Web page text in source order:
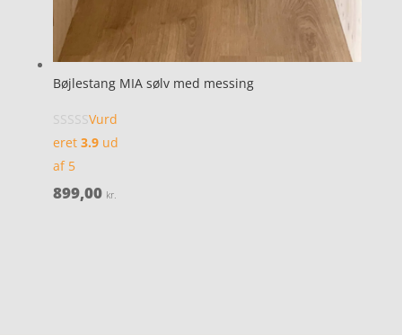
Bøjlestang MIA sølv med messing
Vurd
eret 3.9ud
af 5
899,00 kr.